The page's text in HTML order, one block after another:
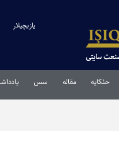
یازیچیلار
حئکایه مقاله‌ سس